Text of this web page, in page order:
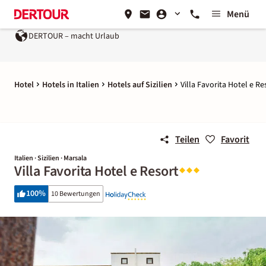
Menü
DERTOUR – macht Urlaub
Hotel Hotels in Italien Hotels auf Sizilien Villa Favorita Hotel e
Teilen Favorit
Italien · Sizilien · Marsala
Villa Favorita Hotel e Resort
100% 10 Bewertungen